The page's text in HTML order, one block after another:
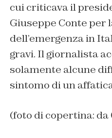
cui criticava il
Giuseppe Conte per
dell’emergenza in
gravi. Il giornalista
solamente alcune
sintomo di un
(foto di copertina: